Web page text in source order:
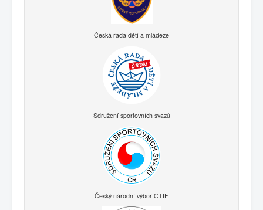
Česká rada dětí a mládeže
Sdružení sportovních svazů
Český národní výbor CTIF